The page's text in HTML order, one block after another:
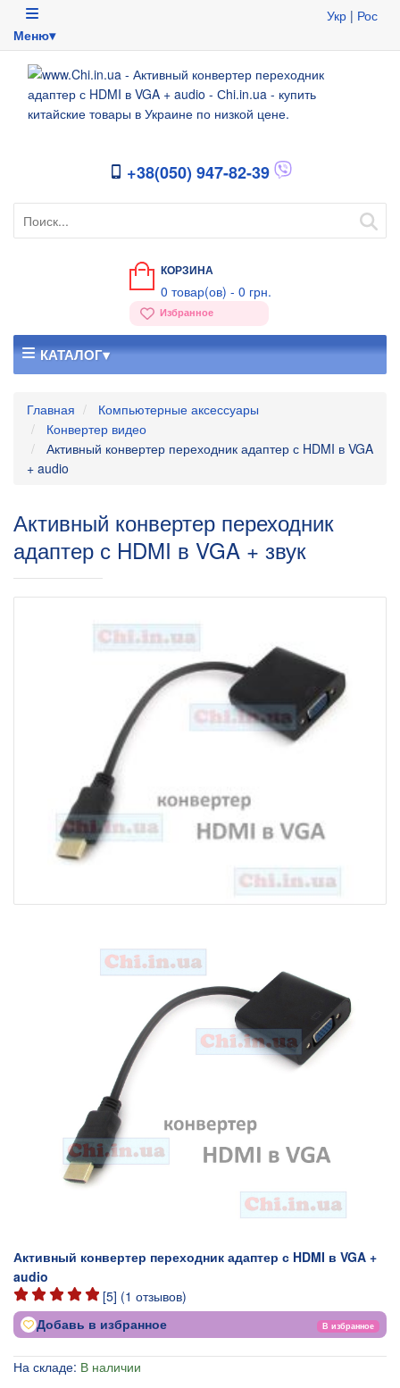
Меню▾
Укр | Рос
+38(050) 947-82-39
КОРЗИНА
0 товар(ов) - 0 грн.
Избранное
КАТАЛОГ▾
Главная
Компьютерные аксессуары
Конвертер видео
Активный конвертер переходник адаптер с HDMI в VGA
+ audio
Активный конвертер переходник
адаптер с HDMI в VGA + звук
Активный конвертер переходник адаптер с HDMI в VGA +
audio
[5] (1 отзывов)
Добавь в избранное В избранное
На складе: В наличии